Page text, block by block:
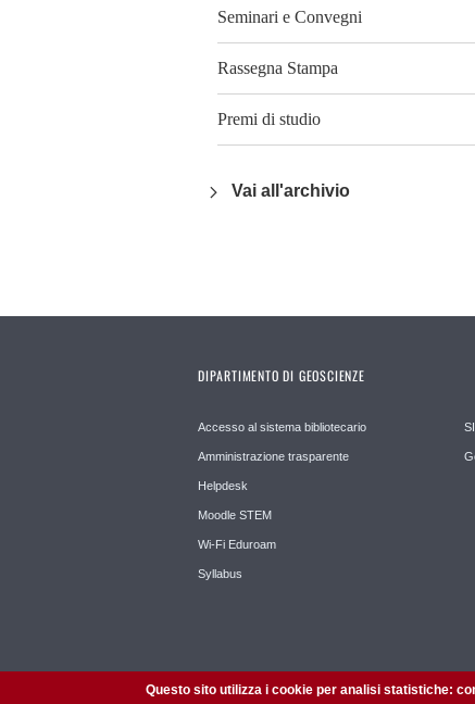
Seminari e Convegni
Rassegna Stampa
Premi di studio
Vai all'archivio
DIPARTIMENTO DI GEOSCIENZE
Accesso al sistema bibliotecario
Amministrazione trasparente
Helpdesk
Moodle STEM
Wi-Fi Eduroam
Syllabus
Questo sito utilizza i cookie per analisi statistiche: